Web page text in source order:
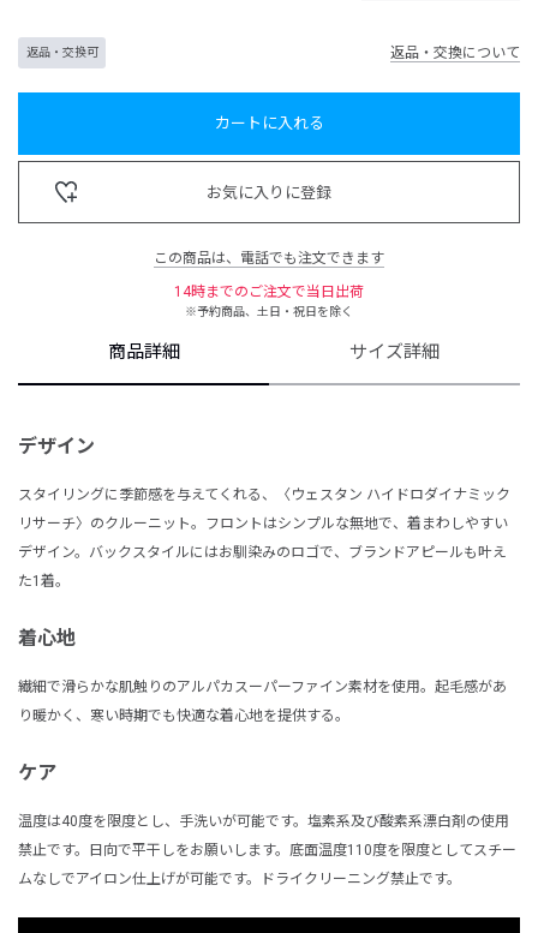
返品・交換可 返品・交換について
カートに入れる
お気に入りに登録
この商品は、電話でも注文できます
14時までのご注文で当日出荷
※予約商品、土日・祝日を除く
商品詳細 サイズ詳細
デザイン
スタイリングに季節感を与えてくれる、〈ウェスタン ハイドロダイナミック
リサーチ〉のクルーニット。フロントはシンプルな無地で、着まわしやすい
デザイン。バックスタイルにはお馴染みのロゴで、ブランドアピールも叶え
た1着。
着心地
繊細で滑らかな肌触りのアルパカスーパーファイン素材を使用。起毛感があ
り暖かく、寒い時期でも快適な着心地を提供する。
ケア
温度は40度を限度とし、手洗いが可能です。塩素系及び酸素系漂白剤の使用
禁止です。日向で平干しをお願いします。底面温度110度を限度としてスチー
ムなしでアイロン仕上げが可能です。ドライクリーニング禁止です。